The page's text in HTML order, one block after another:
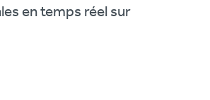
en temps réel sur